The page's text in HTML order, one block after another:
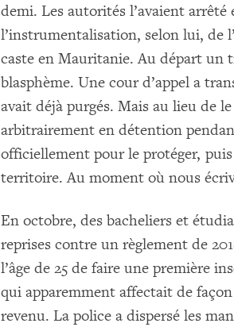
demi. Les autorités l’avaient
l’instrumentalisation, selon lui, de
caste en Mauritanie. Au départ un
blasphème. Une cour d’appel a
avait déjà purgés. Mais au lieu de
arbitrairement en détention
officiellement pour le protéger,
territoire. Au moment où nous
En octobre, des bacheliers et
reprises contre un règlement de
l’âge de 25 de faire une première
qui apparemment affectait de
revenu. La police a dispersé les